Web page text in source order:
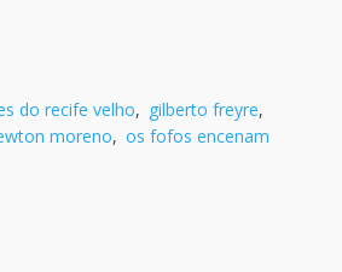
do recife velho, gilberto freyre,
moreno, os fofos encenam